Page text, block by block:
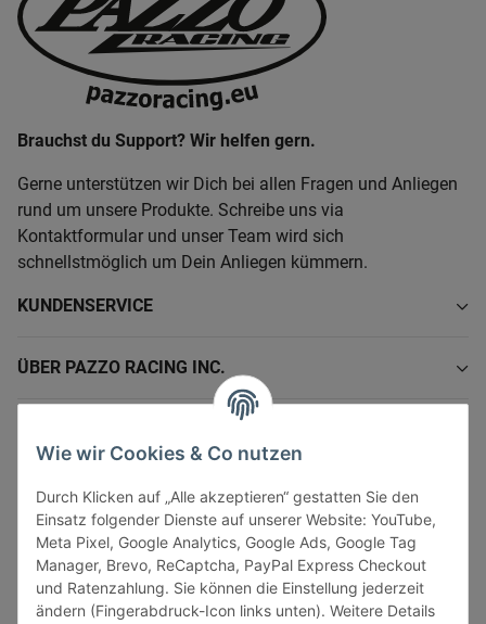
Wie wir Cookies & Co nutzen
Durch Klicken auf „Alle akzeptieren“ gestatten Sie den
Einsatz folgender Dienste auf unserer Website: YouTube,
Meta Pixel, Google Analytics, Google Ads, Google Tag
Manager, Brevo, ReCaptcha, PayPal Express Checkout
und Ratenzahlung. Sie können die Einstellung jederzeit
ändern (Fingerabdruck-Icon links unten). Weitere Details
Brauchst du Support? Wir helfen gern.
Gerne unterstützen wir Dich bei allen Fragen und Anliegen
rund um unsere Produkte. Schreibe uns via
Kontaktformular und unser Team wird sich
schnellstmöglich um Dein Anliegen kümmern.
KUNDENSERVICE
ÜBER PAZZO RACING INC.
GESETZLICHE INFORMATIONEN
Vertrag widerrufen